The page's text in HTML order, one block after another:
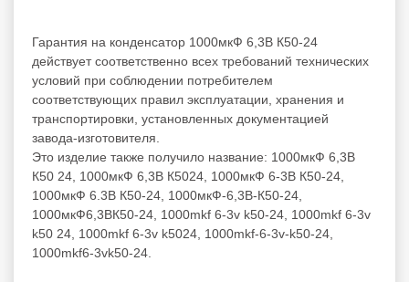
Гарантия на конденсатор 1000мкФ 6,3В К50-24
действует соответственно всех требований технических
условий при соблюдении потребителем
соответствующих правил эксплуатации, хранения и
транспортировки, установленных документацией
завода-изготовителя.
Это изделие также получило название: 1000мкФ 6,3В
К50 24, 1000мкФ 6,3В К5024, 1000мкФ 6-3В К50-24,
1000мкФ 6.3В К50-24, 1000мкФ-6,3В-К50-24,
1000мкФ6,3ВК50-24, 1000mkf 6-3v k50-24, 1000mkf 6-3v
k50 24, 1000mkf 6-3v k5024, 1000mkf-6-3v-k50-24,
1000mkf6-3vk50-24.